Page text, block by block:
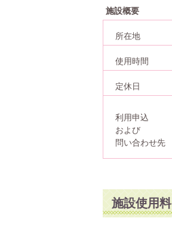
施設概要
所在地
使用時間
定休日
利用申込
および
問い合わせ先
施設使用料